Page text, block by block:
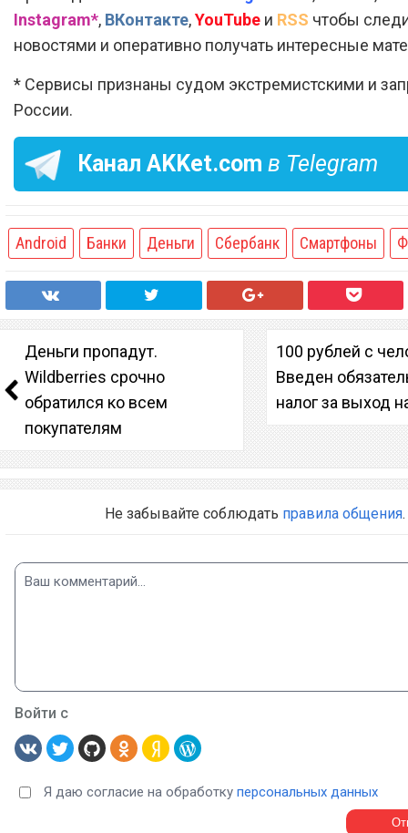
Instagram*, ВКонтакте,YouTube и RSS чтобы
новостями и оперативно получать интересные
* Сервисы признаны судом экстремистскими и
России.
Канал AKKet.com в Telegram
Android Банки Деньги Сбербанк Смартфоны
Деньги пропадут.
Wildberries срочно
обратился ко всем
покупателям
100 рублей с
Введен
налог за выход
Не забывайте соблюдать правила общения.
Войти с
Я даю согласие на обработку персональных данных